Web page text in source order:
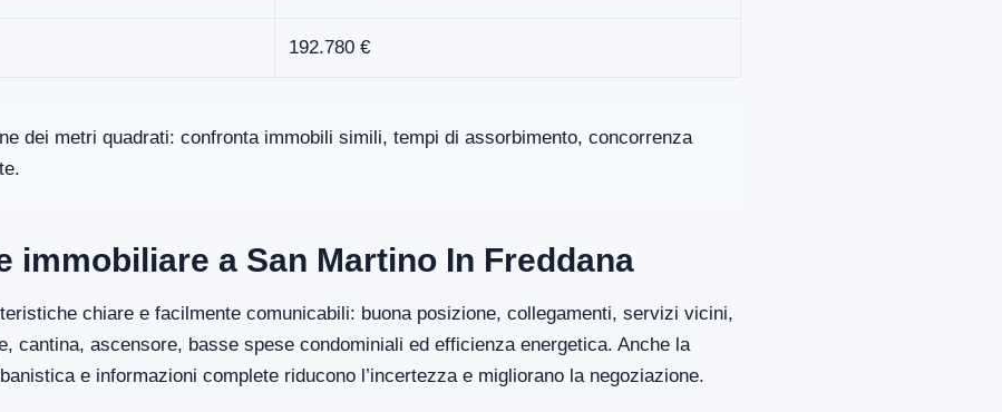
192.780 €
dei metri quadrati: confronta immobili simili, tempi di assorbimento, concorrenza
immobiliare a San Martino In Freddana
chiare e facilmente comunicabili: buona posizione, collegamenti, servizi vicini,
cantina, ascensore, basse spese condominiali ed efficienza energetica. Anche la
e informazioni complete riducono l’incertezza e migliorano la negoziazione.